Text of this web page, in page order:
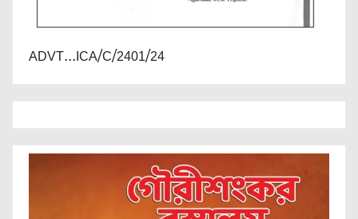
ADVT...ICA/C/2401/24